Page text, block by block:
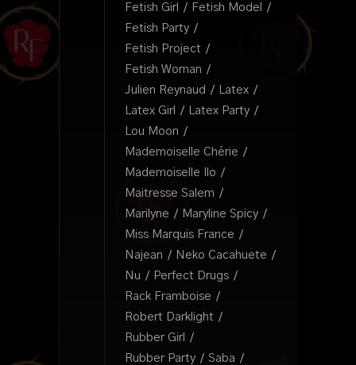
Fetish Girl
Fetish Model
Fetish Party
Fetish Project
Fetish Woman
Julien Reynaud
Latex
Latex Girl
Latex Party
Lou Moon
Mademoiselle Chérie
Mademoiselle Ilo
Maitresse Salem
Marilyne
Maryline Spicy
Miss Marquis France
Najean
Neko Cacahuete
Nu
Perfect Drugs
Rack Framboise
Robert Darklight
Rubber Girl
Rubber Party
Saba